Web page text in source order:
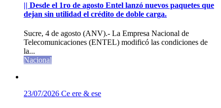
|| Desde el 1ro de agosto Entel lanzó nuevos paquetes que
dejan sin utilidad el crédito de doble carga.
Sucre, 4 de agosto (ANV).- La Empresa Nacional de
Telecomunicaciones (ENTEL) modificó las condiciones de
la...
Nacional
23/07/2026 Ce ere & ese